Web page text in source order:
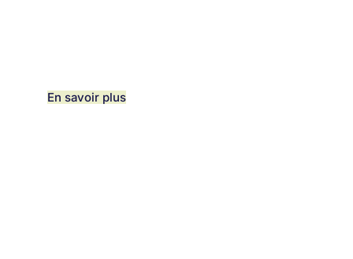
En savoir plus